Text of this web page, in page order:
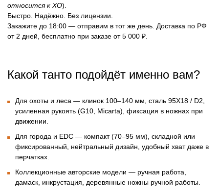
относится к ХО).
Быстро. Надёжно. Без лицензии.
Закажите до 18:00 — отправим в тот же день. Доставка по РФ
от 2 дней, бесплатно при заказе от 5 000 ₽.
Какой танто подойдёт именно вам?
Для охоты и леса — клинок 100–140 мм, сталь 95Х18 / D2,
усиленная рукоять (G10, Micarta), фиксация в ножнах при
движении.
Для города и EDC — компакт (70–95 мм), складной или
фиксированный, нейтральный дизайн, удобный хват даже в
перчатках.
Коллекционные авторские модели — ручная работа,
дамаск, инкрустация, деревянные ножны ручной работы.